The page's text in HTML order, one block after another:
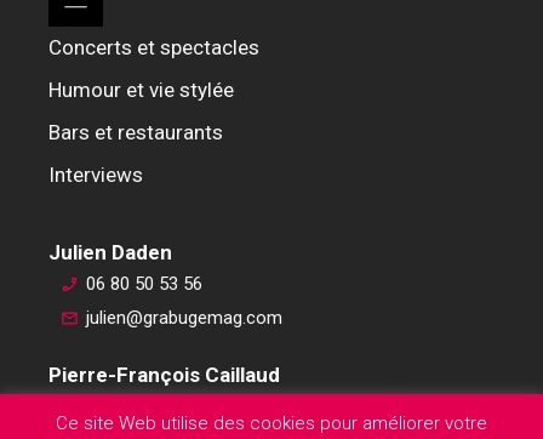
Concerts et spectacles
Humour et vie stylée
Bars et restaurants
Interviews
Julien Daden
06 80 50 53 56
julien@grabugemag.com
Pierre-François Caillaud
Ce site Web utilise des cookies pour améliorer votre